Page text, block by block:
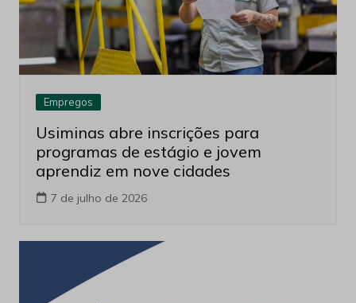
Empregos
Usiminas abre inscrições para
programas de estágio e jovem
aprendiz em nove cidades
7 de julho de 2026